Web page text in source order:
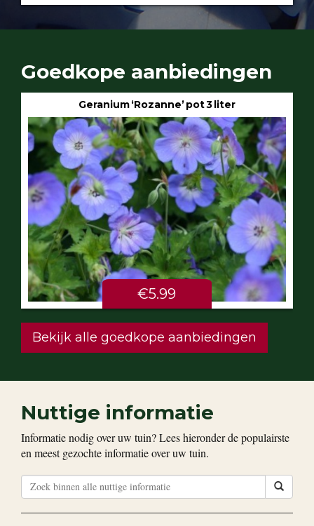
Goedkope aanbiedingen
Geranium ‘Rozanne’ pot 3 liter
€5.99
Bekijk alle goedkope aanbiedingen
Nuttige informatie
Informatie nodig over uw tuin? Lees hieronder de populairste
en meest gezochte informatie over uw tuin.